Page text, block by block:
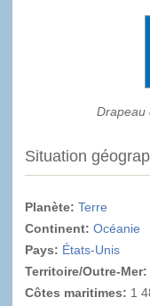
Drapeau
Situation
Planète: Terre
Continent: Océanie
Pays: États-Unis
Territoire/Outre-Mer:
Côtes maritimes: 1